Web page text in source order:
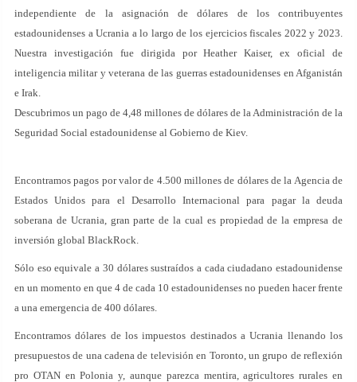
independiente de la asignación de dólares de los contribuyentes
estadounidenses a Ucrania a lo largo de los ejercicios fiscales 2022 y 2023.
Nuestra investigación fue dirigida por Heather Kaiser, ex oficial de
inteligencia militar y veterana de las guerras estadounidenses en Afganistán
e Irak.
Descubrimos un pago de 4,48 millones de dólares de la Administración de la
Seguridad Social estadounidense al Gobierno de Kiev.
Encontramos pagos por valor de 4.500 millones de dólares de la Agencia de
Estados Unidos para el Desarrollo Internacional para pagar la deuda
soberana de Ucrania, gran parte de la cual es propiedad de la empresa de
inversión global BlackRock.
Sólo eso equivale a 30 dólares sustraídos a cada ciudadano estadounidense
en un momento en que 4 de cada 10 estadounidenses no pueden hacer frente
a una emergencia de 400 dólares.
Encontramos dólares de los impuestos destinados a Ucrania llenando los
presupuestos de una cadena de televisión en Toronto, un grupo de reflexión
pro OTAN en Polonia y, aunque parezca mentira, agricultores rurales en